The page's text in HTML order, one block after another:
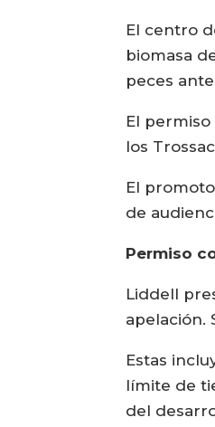
El centro
biomasa
peces
El
los
El
de
Permiso
Liddell
apelación.
Estas
límite de
del